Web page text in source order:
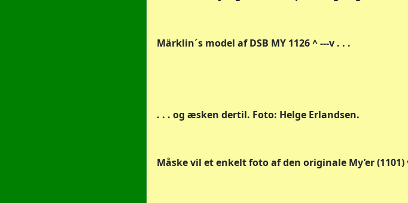
Märklin´s model af DSB MY 1126 ^ ---v . . .
. . . og æsken dertil. Foto: Helge Erlandsen.
Måske vil et enkelt foto af den originale My’er